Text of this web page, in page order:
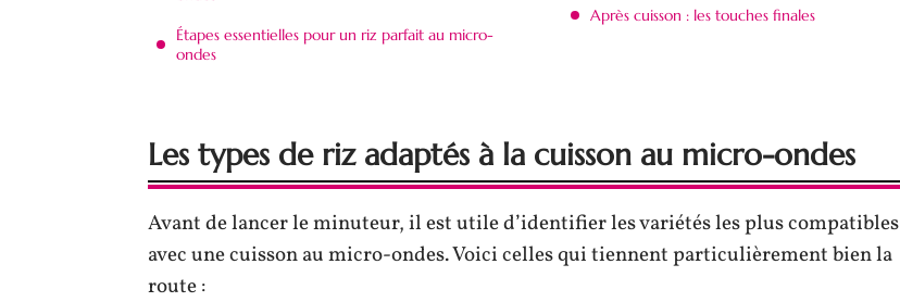
Étapes essentielles pour un riz parfait au micro-
ondes
Après cuisson : les touches finales
Les types de riz adaptés à la cuisson au micro-ondes
Avant de lancer le minuteur, il est utile d’identifier les variétés les plus compatibles
avec une cuisson au micro-ondes. Voici celles qui tiennent particulièrement bien la
route :